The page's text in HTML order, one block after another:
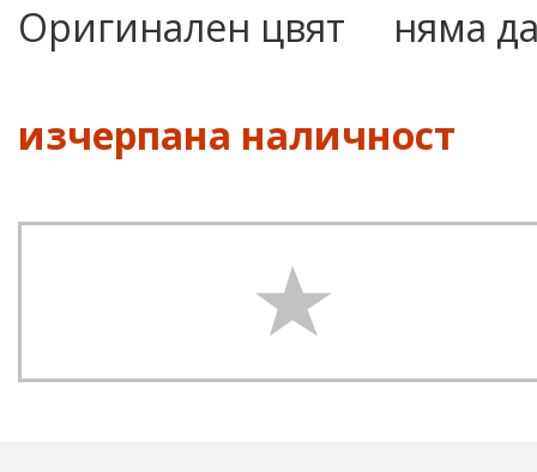
Оригинален цвят
няма
изчерпана наличност